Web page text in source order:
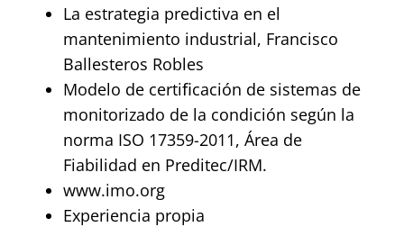
La estrategia predictiva en el
mantenimiento industrial, Francisco
Ballesteros Robles
Modelo de certiﬁcación de sistemas de
monitorizado de la condición según la
norma ISO 17359-2011, Área de
Fiabilidad en Preditec/IRM.
www.imo.org
Experiencia propia